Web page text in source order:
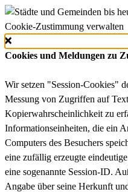
Cookie-Zustimmung verwalten
Cookies und Meldungen zu
Wir setzen "Session-Cookies"
Messung von Zugriffen auf
Kopierwahrscheinlichkeit zu
Informationseinheiten, die ein
Computers des Besuchers
eine zufällig erzeugte
eine sogenannte Session-ID.
Angabe über seine Herkunft